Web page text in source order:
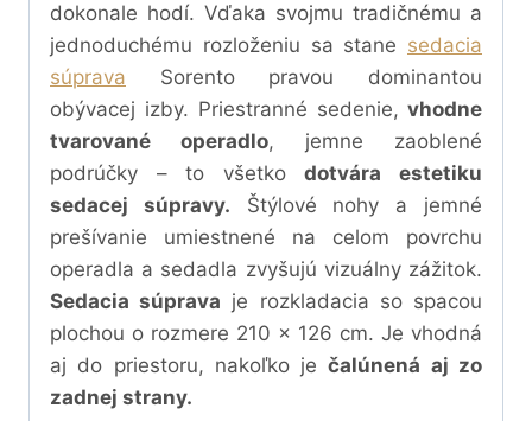
dokonale hodí. Vďaka svojmu tradičnému a
jednoduchému rozloženiu sa stane sedacia
súprava Sorento pravou dominantou
obývacej izby. Priestranné sedenie, vhodne
tvarované operadlo, jemne zaoblené
podrúčky – to všetkodotvára estetiku
sedacej súpravy.
Štýlové nohy a jemné
prešívanie umiestnené na celom povrchu
operadla a sedadla zvyšujú vizuálny zážitok.
Sedacia súprava je rozkladacia so spacou
plochou o rozmere 210 x 126 cm. Je vhodná
aj do priestoru, nakoľko ječalúnená aj zo
zadnej strany.